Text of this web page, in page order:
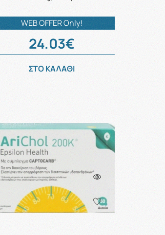
WEB OFFER Only!
24.03€
ΣΤΟ ΚΑΛΑΘΙ